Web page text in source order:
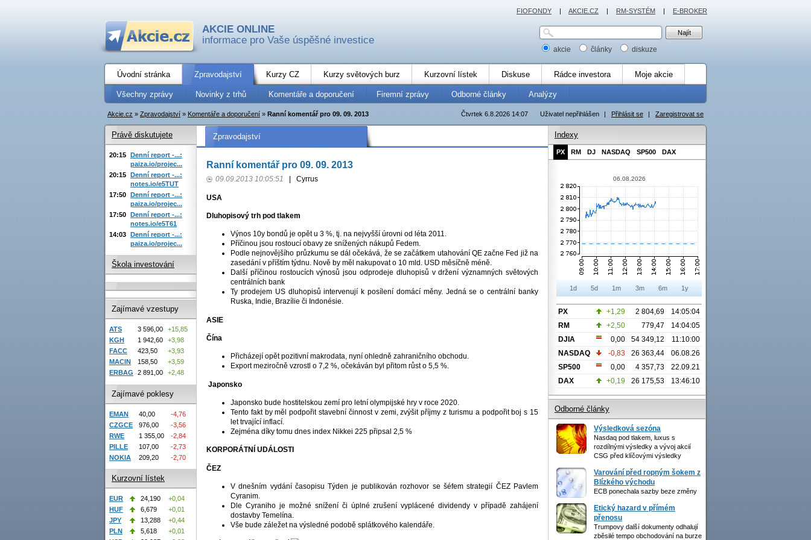
AKCIE ONLINE
informace pro Vaše úspěšné investice
akcie články diskuze
Úvodní stránka Zpravodajství Kurzy CZ Kurzy světových burz Kurzovní lístek Diskuse Rádce investora Moje akcie
Všechny zprávy Novinky z trhů Komentáře a doporučení Firemní zprávy Odborné články Analýzy
Uživatel nepřihlášen | Přihlásit se | Zaregistrovat se
Čtvrtek 6.8.2026 14:07
Akcie.cz » Zpravodajství » Komentáře a doporučení » Ranní komentář pro 09. 09. 2013
Zpravodajství
Ranní komentář pro 09. 09. 2013
09.09.2013 10:05:51 Cyrrus
USA
Dluhopisový trh pod tlakem
Výnos 10y bondů je opět u 3 %, tj. na nejvyšší úrovni od léta 2011.
Příčinou jsou rostoucí obavy ze snížených nákupů Fedem.
Podle nejnovějšího průzkumu se dál očekává, že se začátkem utahování QE začne Fed již na
zasedání v příštím týdnu. Nově by měl nakupovat o 10 mld. USD měsíčně méně.
Další příčinou rostoucích výnosů jsou odprodeje dluhopisů v držení významných světových
centrálních bank
Ty prodejem US dluhopisů intervenují k posílení domácí měny. Jedná se o centrální banky
Ruska, Indie, Brazílie či Indonésie.
ASIE
Čína
Přicházejí opět pozitivní makrodata, nyní ohledně zahraničního obchodu.
Export meziročně vzrostl o 7,2 %, očekáván byl přitom růst o 5,5 %.
Japonsko
Japonsko bude hostitelskou zemí pro letní olympijské hry v roce 2020.
Tento fakt by měl podpořit stavební činnost v zemi, zvýšit příjmy z turismu a podpořit boj s 15
let trvající inflací.
Zejména díky tomu dnes index Nikkei 225 připsal 2,5 %
KORPORÁTNÍ UDÁLOSTI
ČEZ
V dnešním vydání časopisu Týden je publikován rozhovor se šéfem strategií ČEZ Pavlem
Cyranim.
Dle Cyraniho je možné snížení či úplné zrušení vyplácené dividendy v případě zahájení
dostavby Temelína.
Vše bude záležet na výsledné podobě splátkového kalendáře.
Právě diskutujete
20:15 Denní report -...:
paiza.io/projec...
20:15 Denní report -...:
notes.io/e5TUT
17:50 Denní report -...:
paiza.io/projec...
17:50 Denní report -...:
notes.io/e5T61
14:03 Denní report -...:
paiza.io/projec...
Škola investování
Zajímavé vzestupy
ATS 3 596,00
+15,85
KGH
1 942,60
+3,98
FACC
423,50
+3,93
MACIN
158,50
+3,59
ERBAG
2 891,00 +2,48
Zajímavé poklesy
EMAN 40,00
-4,76
CZGCE
976,00
-3,56
RWE
1 355,00
-2,84
PILLE
107,00
-2,73
NOKIA
209,20 -2,70
Kurzovní lístek
EUR 24,190
+0,04
HUF
6,679
+0,01
JPY
13,288
+0,44
PLN
5,618
+0,01
Indexy
PX RM DJ NASDAQ SP500 DAX
06.08.2026
1d 5d 1m 3m 6m 1y
PX +1,29 2 804,69
14:05:04
RM
+2,50 779,47
14:04:05
DJIA
0,00 54 349,12
11:10:00
NASDAQ
-0,83 26 363,44
06.08.26
SP500
0,00 4 357,73
22.09.21
DAX
+0,19 26 175,53 13:46:10
Odborné články
Výsledková sezóna
Nasdaq pod tlakem, luxus s
rozdílnými výsledky a vývoj akcií
CSG před klíčovými výsledky
Varování před ropným šokem z
Blízkého východu
ECB ponechala sazby beze změny
Etický hazard v přímém
přenosu
Trumpovy další dokumenty odhalují
zběsilé tempo obchodování na burze
FIOFONDY | AKCIE.CZ | RM-SYSTÉM | E-BROKER